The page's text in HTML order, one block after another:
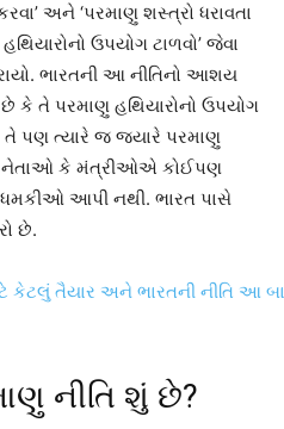
અને ‘પરમાણુ શસ્ત્રો ધરાવતા
ઉપયોગ ટાળવો’ જેવા
ભારતની આ નીતિનો આશય
કે તે પરમાણુ હથિયારોનો ઉપયોગ
પણ ત્યારે જ જ્યારે પરમાણુ
નેતાઓ કે મંત્રીઓએ કોઈપણ
આપી નથી. ભારત પાસે
છે.
નીતિ શું છે?